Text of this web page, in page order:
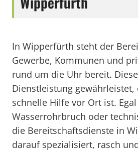
In Wipperfürth steht der
Gewerbe, Kommunen und
rund um die Uhr bereit.
Dienstleistung
schnelle Hilfe vor Ort ist.
Wasserrohrbruch oder
die Bereitschaftsdienste in
darauf spezialisiert, rasch